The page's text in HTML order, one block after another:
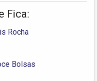
Fica:
Rocha
Bolsas